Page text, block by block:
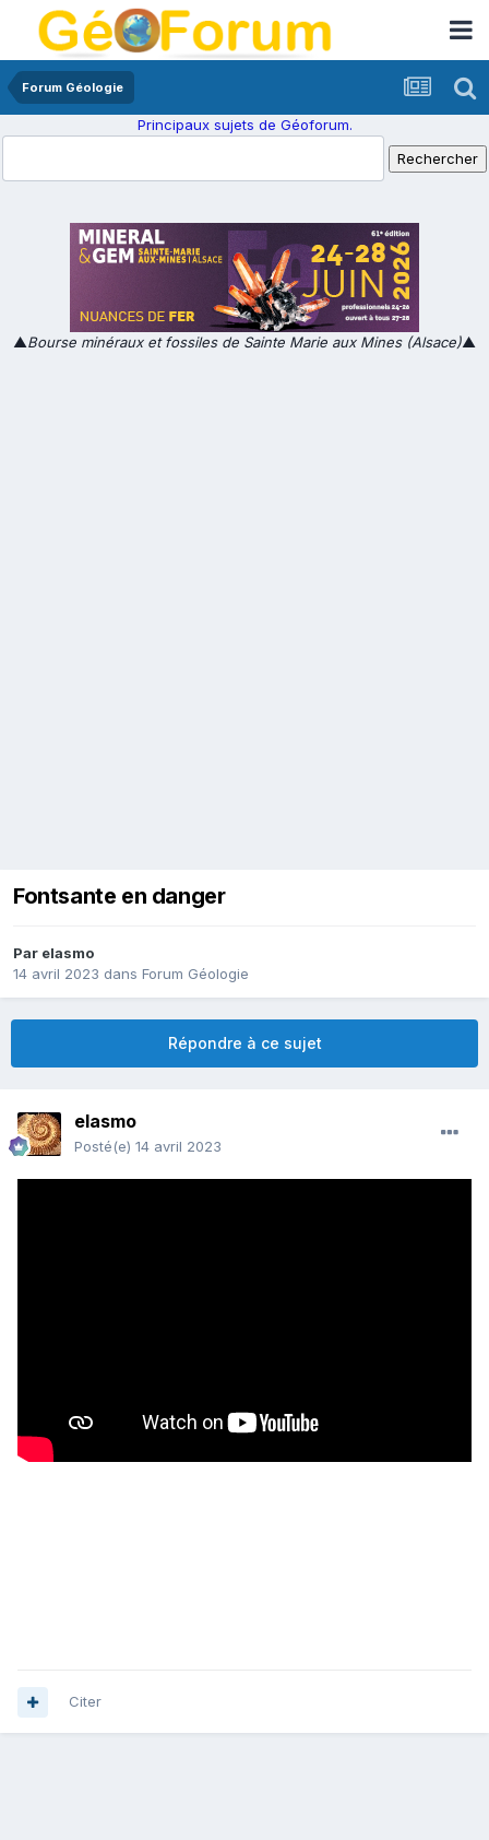
Forum Géologie
Principaux sujets de Géoforum.
▲Bourse minéraux et fossiles de Sainte Marie aux Mines (Alsace)▲
Fontsante en danger
Par elasmo
14 avril 2023 dans Forum Géologie
Répondre à ce sujet
elasmo
Posté(e) 14 avril 2023
Citer